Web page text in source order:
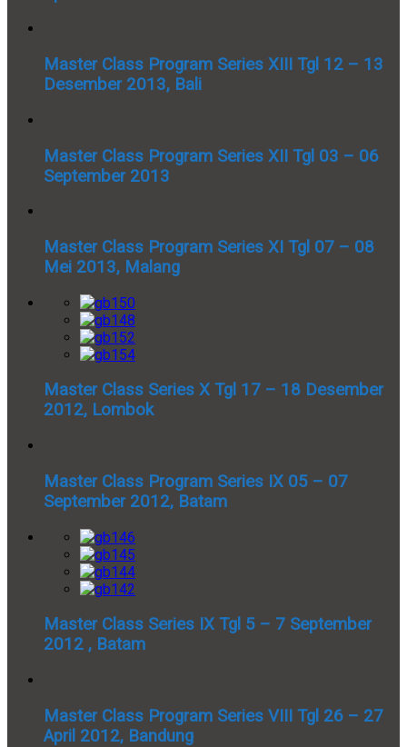
Master Class Program Series XIII Tgl 12 – 13
Desember 2013, Bali
Master Class Program Series XII Tgl 03 – 06
September 2013
Master Class Program Series XI Tgl 07 – 08
Mei 2013, Malang
Master Class Series X Tgl 17 – 18 Desember
2012, Lombok
Master Class Program Series IX 05 – 07
September 2012, Batam
Master Class Series IX Tgl 5 – 7 September
2012 , Batam
Master Class Program Series VIII Tgl 26 – 27
April 2012, Bandung